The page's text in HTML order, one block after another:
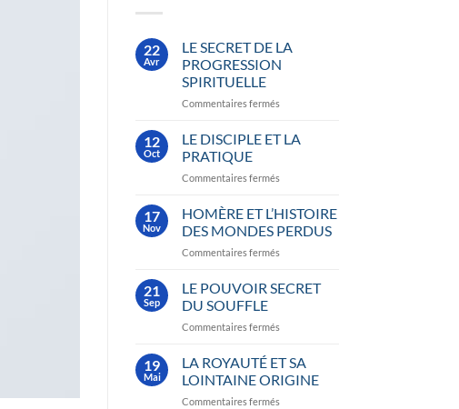
22
Avr
LE SECRET DE LA
PROGRESSION
SPIRITUELLE
Commentaires fermés
SECRET
PROGRESSION
12
Oct
LE DISCIPLE ET LA
PRATIQUE
Commentaires fermés
DISCIPLE
LA
PRATIQUE
17
Nov
HOMÈRE ET L’HISTOIRE
DES MONDES PERDUS
Commentaires fermés
ET
MONDES
21
Sep
LE POUVOIR SECRET
DU SOUFFLE
Commentaires fermés
POUVOIR
DU
SOUFFLE
19
Mai
LA ROYAUTÉ ET SA
LOINTAINE ORIGINE
Commentaires fermés